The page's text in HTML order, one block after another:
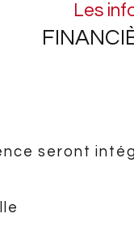
Les
seront